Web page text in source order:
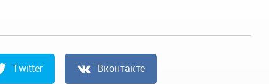
Twitter Вконтакте